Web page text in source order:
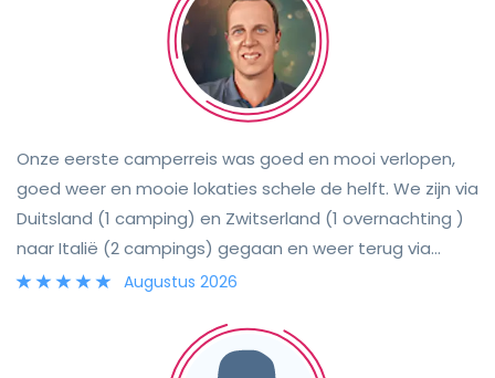
Onze eerste camperreis was goed en mooi verlopen,
goed weer en mooie lokaties schele de helft. We zijn via
Duitsland (1 camping) en Zwitserland (1 overnachting )
naar Italië (2 campings) gegaan en weer terug via
Frankrijk (2 campings). De andere helft komt door het
camper. Ondanks dat het n oudere camper betreft
functioneerde deze nog goed en was prettig mee te
Augustus 2026